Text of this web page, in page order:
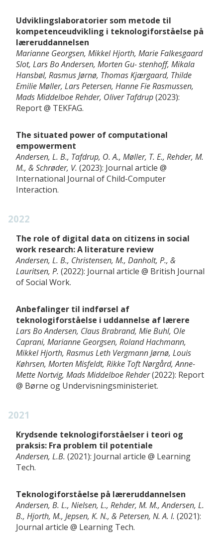
Udviklingslaboratorier som metode til
kompetenceudvikling i teknologiforståelse på
læreruddannelsen
Marianne Georgsen, Mikkel Hjorth, Marie Falkesgaard
Slot, Lars Bo Andersen, Morten Gu- stenhoff, Mikala
Hansbøl, Rasmus Jørnø, Thomas Kjærgaard, Thilde
Emilie Møller, Lars Petersen, Hanne Fie Rasmussen,
Mads Middelboe Rehder, Oliver Tafdrup 2023
Report
TEKFAG
The situated power of computational
empowerment
Andersen, L. B., Tafdrup, O. A., Møller, T. E., Rehder, M.
M., & Schrøder, V. 2023
Journal article
International Journal of Child-Computer
Interaction
2022
The role of digital data on citizens in social
work research: A literature review
Andersen, L. B., Christensen, M., Danholt, P., &
Lauritsen, P. 2022 Journal article
British Journal
of Social Work
Anbefalinger til indførsel af
teknologiforståelse i uddannelse af lærere
Lars Bo Andersen, Claus Brabrand, Mie Buhl, Ole
Caprani, Marianne Georgsen, Roland Hachmann,
Mikkel Hjorth, Rasmus Leth Vergmann Jørnø, Louis
Køhrsen, Morten Misfeldt, Rikke Toft Nørgård, Anne-
Mette Nortvig, Mads Middelboe Rehder 2022
Report
Børne og Undervisningsministeriet
2021
Krydsende teknologiforståelser i teori og
praksis: Fra problem til potentiale
Andersen, L.B. 2021 Journal article
Learning
Tech
Teknologiforståelse på læreruddannelsen
Andersen, B. L., Nielsen, L., Rehder, M. M., Andersen, L.
B., Hjorth, M., Jepsen, K. N., & Petersen, N. A. I. 2021
Journal article
Learning Tech